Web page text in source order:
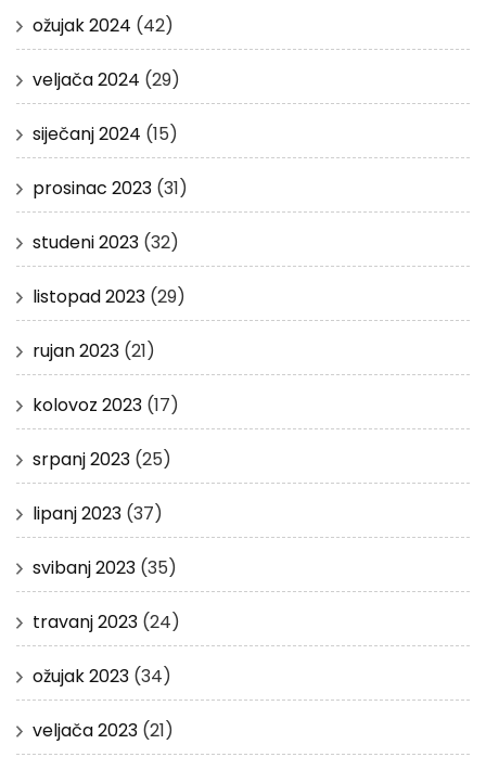
ožujak 2024 (42)
veljača 2024 (29)
siječanj 2024 (15)
prosinac 2023 (31)
studeni 2023 (32)
listopad 2023 (29)
rujan 2023 (21)
kolovoz 2023 (17)
srpanj 2023 (25)
lipanj 2023 (37)
svibanj 2023 (35)
travanj 2023 (24)
ožujak 2023 (34)
veljača 2023 (21)